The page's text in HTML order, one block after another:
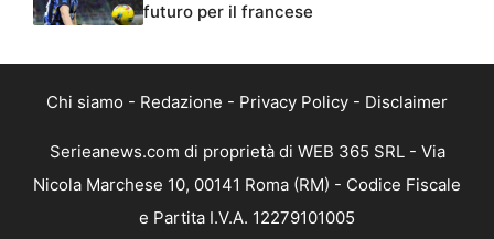
futuro per il francese
Chi siamo - Redazione - Privacy Policy - Disclaimer
Serieanews.com di proprietà di WEB 365 SRL - Via
Nicola Marchese 10, 00141 Roma (RM) - Codice Fiscale
e Partita I.V.A. 12279101005